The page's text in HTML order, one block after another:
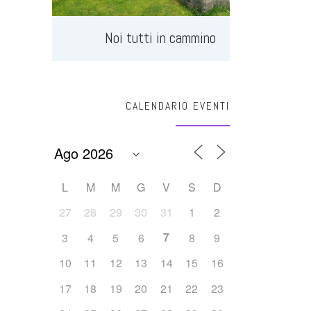
Noi tutti in cammino
CALENDARIO EVENTI
L M M G V S
D
27
28 29 30 31 1
2
3
4 5 6 7 8
9
10
11 12 13 14 15
16
17
18 19 20 21 22
23